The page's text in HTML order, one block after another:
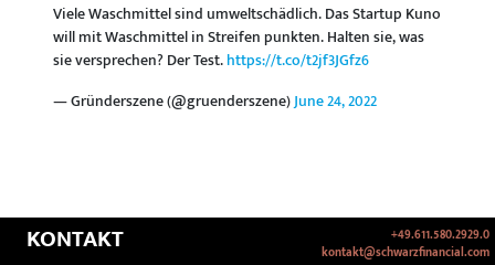
Viele Waschmittel sind umweltschädlich. Das Startup Kuno
will mit Waschmittel in Streifen punkten. Halten sie, was
sie versprechen? Der Test.https://t.co/t2jf3JGfz6
— Gründerszene (@gruenderszene)June 24, 2022
KONTAKT
+49.611.580.2929.0
kontakt@schwarzfinancial.com